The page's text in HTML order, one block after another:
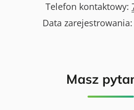
Telefon kontaktowy:
Data zarejestrowania:
Masz